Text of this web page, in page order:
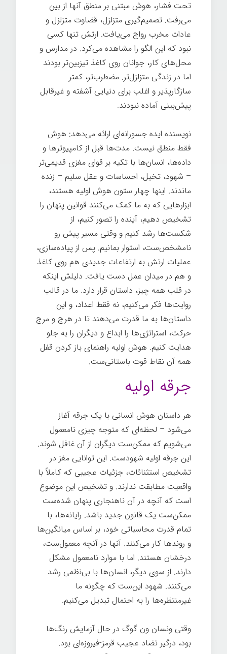
تحت فشار، هوش مبتنی بر منطق آنها از بین
می‌رفت. تصمیم‌گیری متزلزل، قضاوت متزلزل و
عادات مخرب رواج می‌یافت. ارتش تنها کسی
نبود که این الگو را مشاهده می‌کرد. در مدارس و
محل‌های کار، جوانان روی کاغذ تیزبین‌تر بودند
اما در زندگی متزلزل‌تر. مضطرب‌تر، کمتر
سازگارپذیر و اغلب برای دنیایی آشفته و غیرقابل
پیش‌بینی آماده نبودند.
نویسنده ایده جسورانه‌ای ارائه می‌دهد: هوش
فقط منطق نیست. مدت‌ها قبل از کامپیوترها و
داده‌ها، انسان‌ها با تکیه بر قوای مغزی قدیمی‌تر
– شهود، تخیل، احساسات و عقل سلیم – زنده
ماندند. اینها چهار ستون هوش اولیه هستند،
ابزارهایی که به ما کمک می‌کنند قوانین پنهان را
تشخیص دهیم، آینده را تصور کنیم، از
شکست‌ها رشد کنیم و وقتی مسیر پیش رو
نامشخص‌ست، استوار بمانیم. پس از پیاده‌سازی،
عملیات ارتش به ارتفاعات جدیدی هم روی کاغذ
و هم در میدان عمل دست یافت. دلیلش اینکه
در قلب همه چیز، داستان قرار دارد. ما در قالب
روایت‌ها فکر می‌کنیم، نه فقط اعداد، و این
داستان‌ها به ما قدرت می‌دهند تا در هرج و مرج
حرکت، استراتژی‌ها را ابداع و دیگران را به جلو
هدایت کنیم. هوش اولیه راهنمای باز کردن قفل
همه آن نقاط قوت باستانی‌ست.
جرقه اولیه
هر داستان هوش انسانی با یک جرقه آغاز
می‌شود – لحظه‌ای که متوجه چیزی نامعمول
می‌شویم که ممکن‌ست دیگران از آن غافل شوند.
این جرقه اولیه شهودست. این توانایی مغز در
تشخیص استثنائات، جزئیات عجیبی که کاملاً با
واقعیت مطابقت ندارند. و تشخیص این موضوع
است که آنچه در آن ناهنجاری پنهان شده‌ست
ممکن‌ست یک قانون جدید باشد. رایانه‌ها، با
تمام قدرت محاسباتی خود، بر اساس میانگین‌ها
و روندها کار می‌کنند. آنها در آنچه معمول‌ست،
درخشان هستند. اما با موارد نامعمول مشکل
دارند. از سوی دیگر، انسان‌ها با بی‌نظمی رشد
می‌کنند. شهود این‌ست که چگونه ما
غیرمنتظره‌ها را به احتمال تبدیل می‌کنیم.
وقتی ونسان ون گوگ در حال آزمایش رنگ‌ها
بود، درگیر تضاد عجیب قرمز-فیروزه‌ای بود.